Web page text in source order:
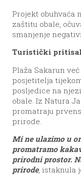
Projekt obuhvaća
zaštitu obale,
smanjenje
Turistički
Plaža Sakarun
posjetitelja
posljedice na
obale. Iz Natura
promatraju
prirode.
Mi ne ulazimo u
promatramo
prirodni prostor.
prirode, istaknula